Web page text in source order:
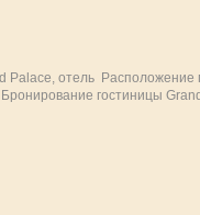
Palace, отель Расположение
Бронирование гостиницы